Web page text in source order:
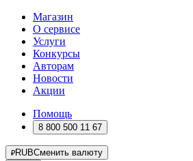
Магазин
О сервисе
Услуги
Конкурсы
Авторам
Новости
Акции
Помощь
8 800 500 11 67
RUBСменить валюту